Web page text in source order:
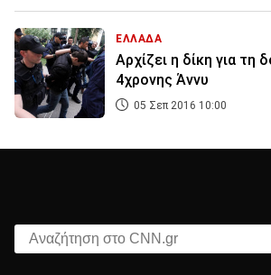
ΕΛΛΑΔΑ
Αρχίζει η δίκη για τη
4χρονης Άννυ
05 Σεπ 2016 10:00
Αναζήτηση στο CNN.gr